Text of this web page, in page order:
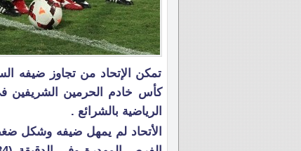
تمكن الإتحاد من تجاوز ضيفه
كأس خادم الحرمين الشريفين
الرياضية بالشرائع .
الأتحاد لم يمهل ضيفه وشكل